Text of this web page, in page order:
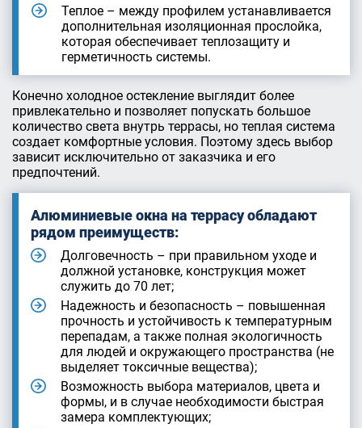
Теплое – между профилем устанавливается
дополнительная изоляционная прослойка,
которая обеспечивает теплозащиту и
герметичность системы.
Конечно холодное остекление выглядит более
привлекательно и позволяет попускать большое
количество света внутрь террасы, но теплая система
создает комфортные условия. Поэтому здесь выбор
зависит исключительно от заказчика и его
предпочтений.
Алюминиевые окна на террасу обладают
рядом преимуществ:
Долговечность – при правильном уходе и
должной установке, конструкция может
служить до 70 лет;
Надежность и безопасность – повышенная
прочность и устойчивость к температурным
перепадам, а также полная экологичность
для людей и окружающего пространства (не
выделяет токсичные вещества);
Возможность выбора материалов, цвета и
формы, и в случае необходимости быстрая
замера комплектующих;